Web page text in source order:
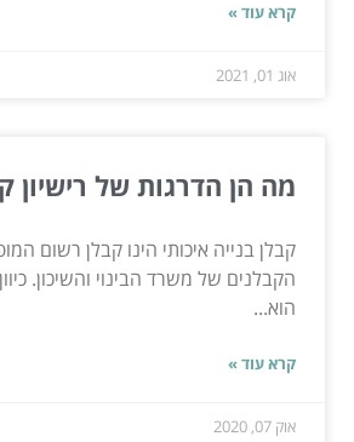
קרא עוד »
אוג 01, 2021
מה הן הדרגות של רישיון
קבלן בנייה איכותי הינו קבלן רשום
הקבלנים של משרד הבינוי והשיכון.
הוא...
קרא עוד »
אוק 07, 2020